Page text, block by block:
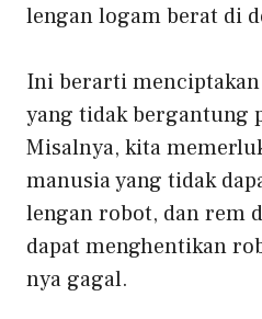
lengan logam berat di
Ini berarti
yang tidak bergantung
Misalnya, kita
manusia yang tidak
lengan robot, dan rem
dapat menghentikan
nya gagal.